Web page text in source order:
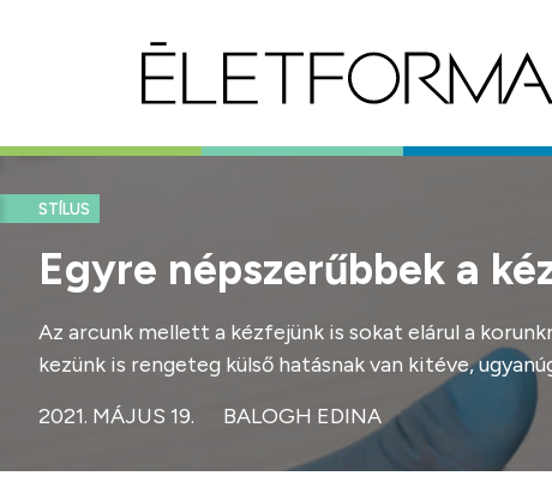
STÍLUS
Egyre népszerűbbek a
Az arcunk mellett a kézfejünk is sokat elárul a
kezünk is rengeteg külső hatásnak van kitéve,
2021. MÁJUS 19.
BALOGH EDINA